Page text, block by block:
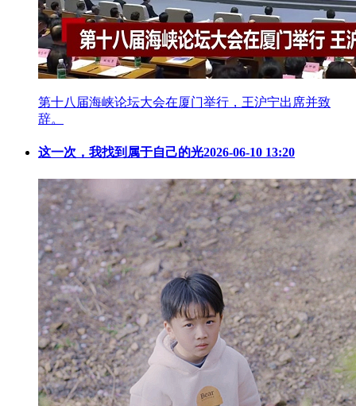
第十八届海峡论坛大会在厦门举行，王沪宁出席并致
辞。
这一次，我找到属于自己的光2026-06-10 13:20